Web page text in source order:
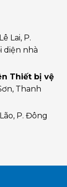
Lai, P.
diện nhà
Thiết bị vệ
Thanh
P. Đông